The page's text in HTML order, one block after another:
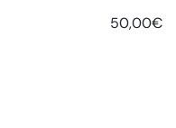
50,00€